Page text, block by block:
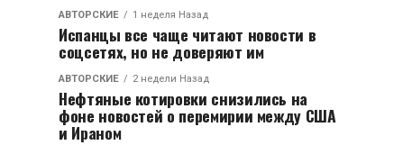
АВТОРСКИЕ 1 неделя Назад
Испанцы все чаще читают новости в
соцсетях, но не доверяют им
АВТОРСКИЕ 2 недели Назад
Нефтяные котировки снизились на
фоне новостей о перемирии между США
и Ираном